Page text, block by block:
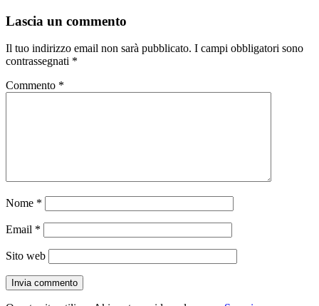
Lascia un commento
Il tuo indirizzo email non sarà pubblicato. I campi obbligatori sono
contrassegnati *
Commento *
Nome *
Email *
Sito web